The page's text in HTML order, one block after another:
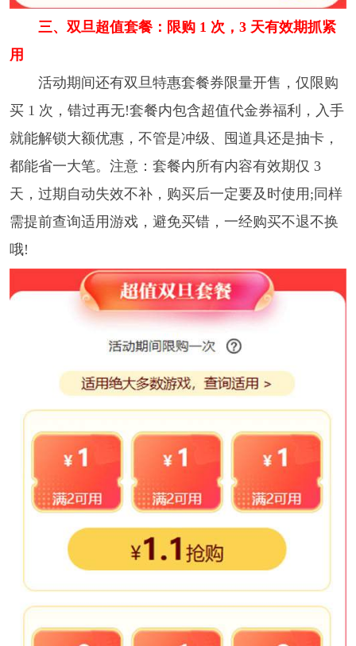
三、双旦超值套餐：限购 1 次，3 天有效期抓紧
用
活动期间还有双旦特惠套餐券限量开售，仅限购
买 1 次，错过再无!套餐内包含超值代金券福利，入手
就能解锁大额优惠，不管是冲级、囤道具还是抽卡，
都能省一大笔。注意：套餐内所有内容有效期仅 3
天，过期自动失效不补，购买后一定要及时使用;同样
需提前查询适用游戏，避免买错，一经购买不退不换
哦!